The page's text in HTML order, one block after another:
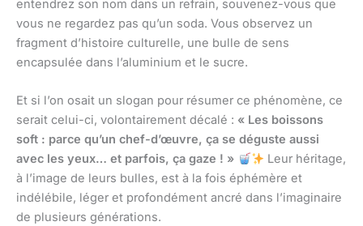
entendrez son nom dans un refrain, souvenez-vous que
vous ne regardez pas qu’un soda. Vous observez un
fragment d’histoire culturelle, une bulle de sens
encapsulée dans l’aluminium et le sucre.
Et si l’on osait un slogan pour résumer ce phénomène, ce
serait celui-ci, volontairement décalé : « Les boissons
soft : parce qu’un chef-d’œuvre, ça se déguste aussi
avec les yeux… et parfois, ça gaze ! »
Leur héritage,
à l’image de leurs bulles, est à la fois éphémère et
indélébile, léger et profondément ancré dans l’imaginaire
de plusieurs générations.